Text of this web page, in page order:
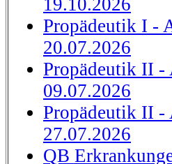
19.10.2026
Propädeutik I -
20.07.2026
Propädeutik II -
09.07.2026
Propädeutik II -
27.07.2026
QB